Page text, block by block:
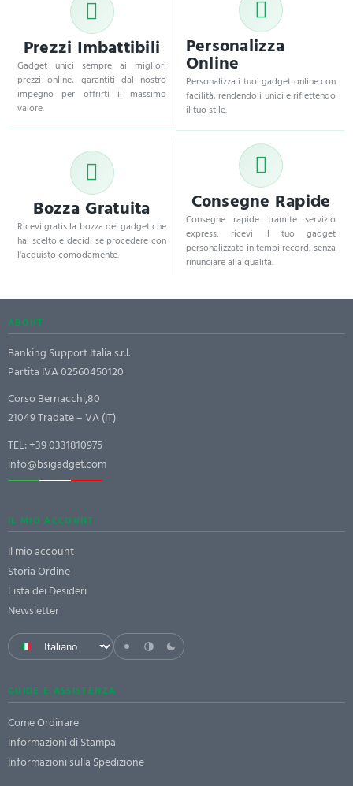
Prezzi Imbattibili
Gadget unici sempre ai migliori
prezzi online, garantiti dal nostro
impegno per offrirti il massimo
valore.
Personalizza
Online
Personalizza i tuoi gadget online con
facilità, rendendoli unici e riflettendo
il tuo stile.
Bozza Gratuita
Ricevi gratis la bozza dei gadget che
hai scelto e decidi se procedere con
l'acquisto comodamente.
Consegne Rapide
Consegne rapide tramite servizio
express: ricevi il tuo gadget
personalizzato in tempi record, senza
rinunciare alla qualità.
ABOUT
Banking Support Italia s.r.l.
Partita IVA 02560450120
Corso Bernacchi,80
21049 Tradate – VA (IT)
TEL:+39 0331810975
info@bsigadget.com
IL MIO ACCOUNT
Il mio account
Storia Ordine
Lista dei Desideri
Newsletter
GUIDE E ASSISTENZA
Come Ordinare
Informazioni di Stampa
Informazioni sulla Spedizione